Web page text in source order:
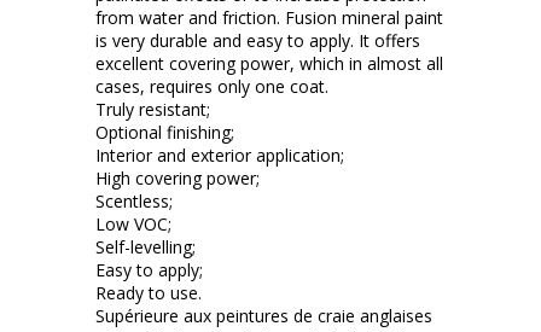
from water and friction. Fusion mineral paint
is very durable and easy to apply. It offers
excellent covering power, which in almost all
cases, requires only one coat.
Truly resistant;
Optional finishing;
Interior and exterior application;
High covering power;
Scentless;
Low VOC;
Self-levelling;
Easy to apply;
Ready to use.
Supérieure aux peintures de craie anglaises